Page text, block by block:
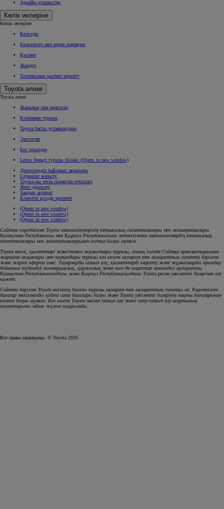
Арнайы ұсыныстар
Көлік иелеріне
Көлік иелеріне
Кепілдік
Бөлшектер мен керек-жарақтар
Қызмет
Жөндеу
Техникалық қызмет көрсету
Toyota әлемі
Toyota әлемі
Жаңалық пен оқиғалар
Компания туралы
Toyota басты ұстанымдары
Экология
Бос орындар
Lexus бренді туралы біліңіз (Opens in new window)
Дилерлердің байланыс ақпараты
Сервиске жазылу
Toyota-ны тегін сынақтан өткізіңіз
Жеке деректер
Заңдық ақпарат
Клиентті қолдау қызметі
(Opens in new window)
(Opens in new window)
(Opens in new window)
Сайтта көрсетілген Toyota автокөліктерінің техникалық сипаттамалары мен жинақтамалары
Қазақстан Республикасы мен Қырғыз Республикасына жеткізілетін автокөліктердің техникалық
сипаттамалары мен жинақтамаларынан өзгеше болуы мүмкін.
Toyota өнімі, қызметтері және/немесе жұмыстары туралы, соның ішінде Сайтқа орналастырылған
жарнама акциялары мен науқандары туралы кез келген ақпарат тек ақпараттық сипатта берілген
және жария оферта емес. Тауарларды сатып алу, қызметтерді көрсету және жұмыстарды орындау
бойынша түбегейлі коммерциялық, қаржылық және өзге де шарттар жөніндегі ақпаратты
Қазақстан Республикасындағы және Қырғыз Республикасындағы Toyota ресми уәкілетті дилерінен алу
қажет.
Сайтта берілген Toyota өнімінің бағасы туралы ақпарат тек ақпараттық сипатқа ие. Көрсетілген
бағалар максималды қайта сату бағалары болуы және Toyota уәкілетті дилерінің нақты бағаларынан
өзгеше болуы мүмкін. Кез келген Toyota өнімін сатып алу жеке сату-сатып алу шартының
талаптарына сәйкес жүзеге асырылады.
Все права защищены. © Toyota 2026